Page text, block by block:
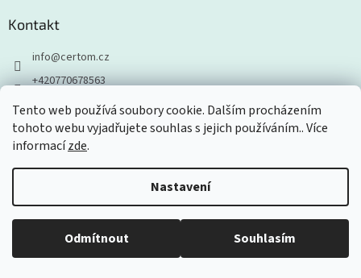
Tento web používá soubory cookie. Dalším procházením
tohoto webu vyjadřujete souhlas s jejich používáním.. Více
informacízde.
Nastavení
Odmítnout Souhlasím
Kontakt
info@certom.cz
+420770678563
Odebírat newsletter
Vložte svůj e-mail a my vám budeme zasílat informace o nových
produktech na našem e-shopu.